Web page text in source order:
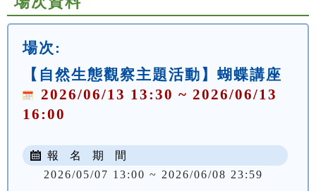
場次:
【自然生態觀察主題活動】蝴蝶講座
2026/06/13 13:30 ~ 2026/06/13
16:00
報 名 期 間
2026/05/07 13:00 ~ 2026/06/08 23:59